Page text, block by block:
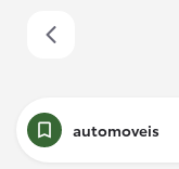
automoveis